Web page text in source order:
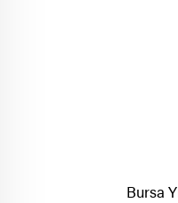
Bursa